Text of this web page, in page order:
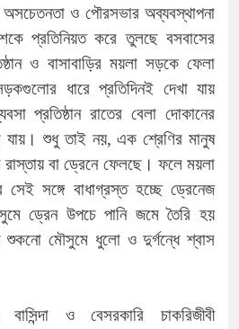
অসচেতনতা ও পৌরসভার অব্যবস্থাপনা
প্রতিনিয়ত করে তুলছে বসবাসের
ও বাসাবাড়ির ময়লা সড়কে ফেলা
ধারে প্রতিদিনই দেখা যায়
প্রতিষ্ঠান রাতের বেলা দোকানের
শুধু তাই নয়, এক শ্রেণির মানুষ
রাস্তায় বা ড্রেনে ফেলছে। ফলে ময়লা
সঙ্গে বাধাগ্রস্ত হচ্ছে ড্রেনেজ
ড্রেন উপচে পানি জমে তৈরি হয়
মৌসুমে ধুলো ও দুর্গন্ধে শ্বাস
ও বেসরকারি চাকরিজীবী